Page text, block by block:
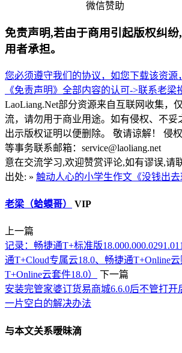
微信赞助
免责声明,若由于商用引起版权纠
用者承担。
您必须遵守我们的协议，如您下载该资源
《免责声明》全部内容的认可->联系老梁
LaoLiang.Net部分资源来自互联网收集，
流，请勿用于商业用途。如有侵权、不妥
出示版权证明以便删除。 敬请谅解！ 侵
等事务联系邮箱：service@laoliang.net
意在交流学习,欢迎赞赏评论,如有谬误,请
出处: » 触动人心的小学生作文《没钱出
老梁（蛤蟆哥） VIP
上一篇
记录：畅捷通T+标准版
通T+Cloud专属云18.0、畅捷通T+Online
T+Online云套件18.0）
下一篇
安装完管家婆订货易商城6.6.0后不管打开
一片空白的解决办法
与本文关系暧昧滴